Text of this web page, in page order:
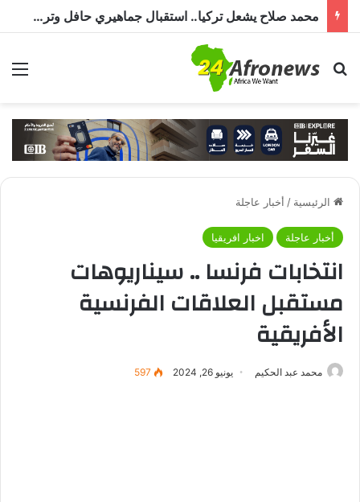
مصر للطيران تستأنف رحلاتها إلي مطار بورتسودان
بحث عن
الرئيسية / أخبار عاجلة
أخبار عاجلة اخبار افريقيا
انتخابات فرنسا .. سيناريوهات
مستقبل العلاقات الفرنسية
الأفريقية
محمد عبد الحكيم يونيو 26, 2024 597